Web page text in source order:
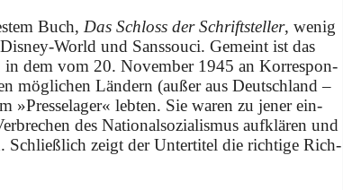
Buch, Das Schloss der Schrift­stel­ler, we­nig
World und Sans­sou­ci. Ge­meint ist das
in dem vom 20. No­vem­ber 1945 an Kor­re­spon­
mög­li­chen Län­dern (au­ßer aus Deutsch­land –
»Pres­se­la­ger« leb­ten. Sie wa­ren zu je­ner ein­
des Na­tio­nal­so­zia­lis­mus auf­klä­ren und
Schließ­lich zeigt der Un­ter­ti­tel die rich­ti­ge Rich­